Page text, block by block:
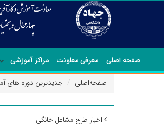
صفحه اصلی معرفی معاونت مراکز آموزشی
صفحه‌اصلی جدیدترین دوره های
اخبار طرح مشاغل خانگی